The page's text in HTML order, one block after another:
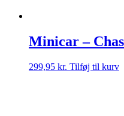
Minicar –
299,95 kr. Tilføj til kurv